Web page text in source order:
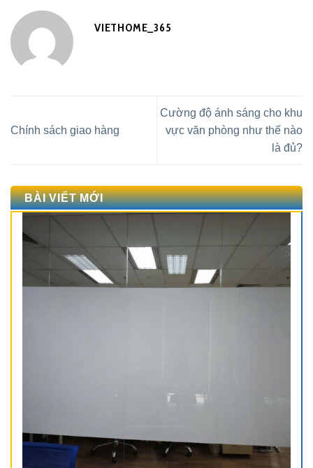
VIETHOME_365
Chính sách giao hàng
Cường độ ánh sáng cho khu
vực văn phòng như thế nào
là đủ?
BÀI VIẾT MỚI